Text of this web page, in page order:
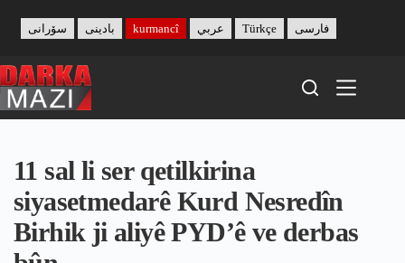
content
بادینی سۆرانی kurmancî عربي Türkçe فارسی
11 sal li ser qetilkirina
siyasetmedarê Kurd Nesredîn
Birhik ji aliyê PYD’ê ve derbas